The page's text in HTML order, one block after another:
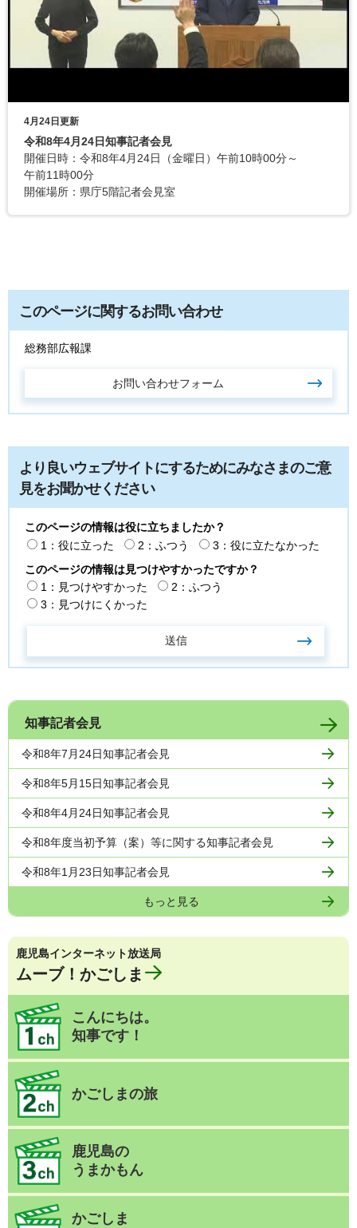
4月24日更新
令和8年4月24日知事記者会見
開催日時：令和8年4月24日（金曜日）午前10時00分～
午前11時00分
開催場所：県庁5階記者会見室
このページに関するお問い合わせ
総務部広報課
より良いウェブサイトにするためにみなさまのご意
見をお聞かせください
このページの情報は役に立ちましたか？
1：役に立った
2：ふつう
3：役に立たなかった
このページの情報は見つけやすかったですか？
1：見つけやすかった
2：ふつう
3：見つけにくかった
知事記者会見
令和8年7月24日知事記者会見
令和8年5月15日知事記者会見
令和8年4月24日知事記者会見
令和8年度当初予算（案）等に関する知事記者会見
令和8年1月23日知事記者会見
もっと見る
鹿児島インターネット放送局
ムーブ！かごしま
こんにちは。
知事です！
かごしまの旅
鹿児島の
うまかもん
かごしま